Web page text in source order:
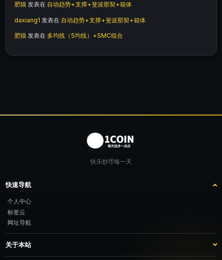
肥猫 发表在 自动趋势+支撑+斐波那契+箱体
daxiang1 发表在 自动趋势+支撑+斐波那契+箱体
肥猫 发表在 多均线（5均线）+SMC组合
快乐炒币每一天
快速导航
个人中心
标签云
网址导航
关于本站
站点介绍